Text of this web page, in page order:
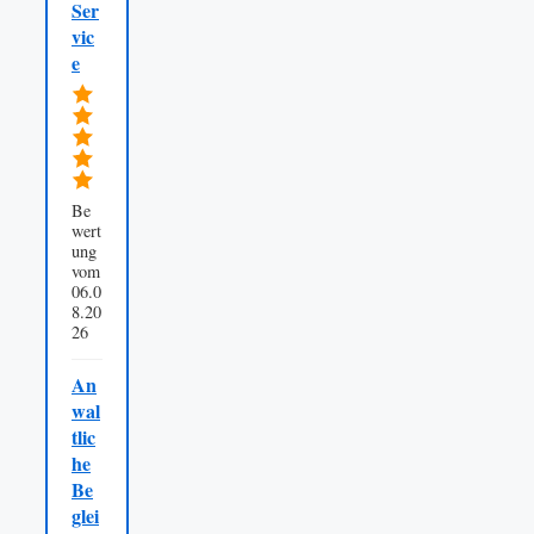
Ser
vic
e
Be
wert
ung
vom
06.0
8.20
26
An
wal
tlic
he
Be
glei